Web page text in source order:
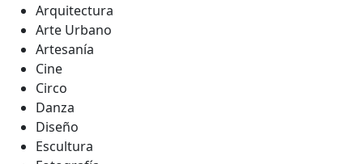
Arquitectura
Arte Urbano
Artesanía
Cine
Circo
Danza
Diseño
Escultura